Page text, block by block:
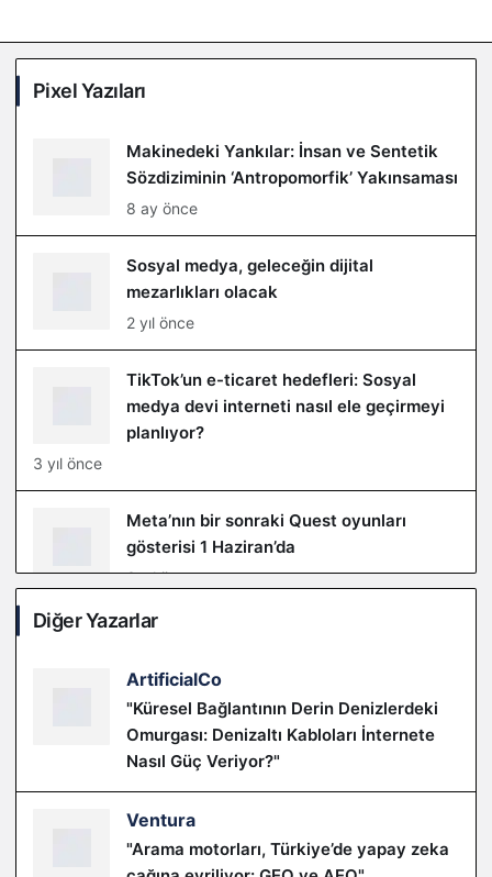
Pixel Yazıları
Makinedeki Yankılar: İnsan ve Sentetik
Sözdiziminin ‘Antropomorfik’ Yakınsaması
8 ay önce
Sosyal medya, geleceğin dijital
mezarlıkları olacak
2 yıl önce
TikTok’un e-ticaret hedefleri: Sosyal
medya devi interneti nasıl ele geçirmeyi
planlıyor?
3 yıl önce
Meta’nın bir sonraki Quest oyunları
gösterisi 1 Haziran’da
3 yıl önce
Süper Mario filmi şimdiye kadarki en
3 yıl önce
TikTok’tan değişik bir keşfet stratejisi
YouTuber’lar videolarının başında yine
Diğer Yazarlar
ArtificialCo
"Küresel Bağlantının Derin Denizlerdeki
Omurgası: Denizaltı Kabloları İnternete
Nasıl Güç Veriyor?"
Ventura
"Arama motorları, Türkiye’de yapay zeka